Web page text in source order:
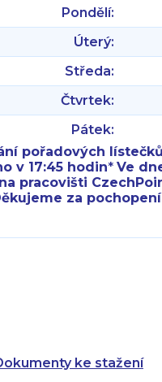
ke stažení
Pondělí:
Úterý:
Středa:
Čtvrtek:
Pátek:
pořadových
v 17:45 hodin*Ve
pracovišti
za
Pátek: